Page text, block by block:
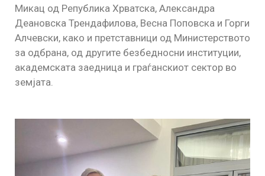
Микац од Република Хрватска, Александра
Деановска Трендафилова, Весна Поповска и Горги
Алчевски, како и претставници од Министерството
за одбрана, од другите безбедносни институции,
академската заедница и граѓанскиот сектор во
земјата.